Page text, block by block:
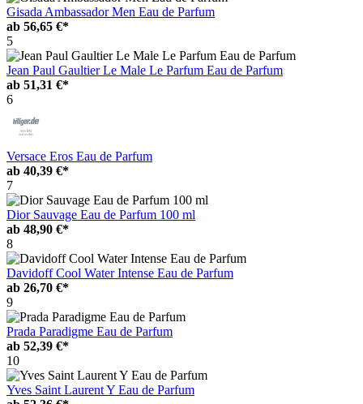
Gisada Ambassador Men Eau de Parfum
ab 56,65 €*
5
Jean Paul Gaultier Le Male Le Parfum Eau de Parfum
ab 51,31 €*
6
Versace Eros Eau de Parfum
ab 40,39 €*
7
Dior Sauvage Eau de Parfum 100 ml
ab 48,90 €*
8
Davidoff Cool Water Intense Eau de Parfum
ab 26,70 €*
9
Prada Paradigme Eau de Parfum
ab 52,39 €*
10
Yves Saint Laurent Y Eau de Parfum